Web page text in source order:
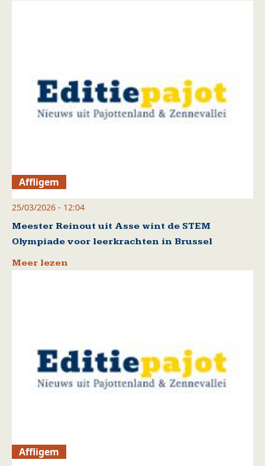
Affligem
25/03/2026 - 12:04
Meester Reinout uit Asse wint de STEM
Olympiade voor leerkrachten in Brussel
Meer lezen
Affligem